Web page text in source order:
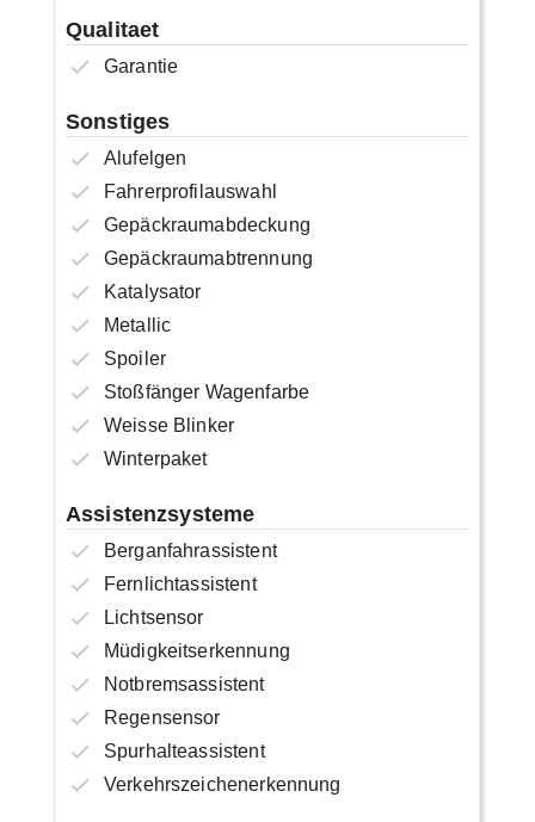
Qualitaet
Garantie
Sonstiges
Alufelgen
Fahrerprofilauswahl
Gepäckraumabdeckung
Gepäckraumabtrennung
Katalysator
Metallic
Spoiler
Stoßfänger Wagenfarbe
Weisse Blinker
Winterpaket
Assistenzsysteme
Berganfahrassistent
Fernlichtassistent
Lichtsensor
Müdigkeitserkennung
Notbremsassistent
Regensensor
Spurhalteassistent
Verkehrszeichenerkennung